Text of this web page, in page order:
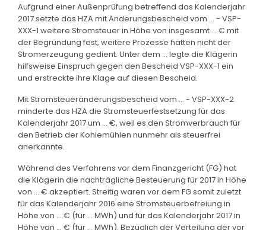
Aufgrund einer Außenprüfung betreffend das Kalenderjahr
2017 setzte das HZA mit Änderungsbescheid vom ... - VSP-
XXX-1 weitere Stromsteuer in Höhe von insgesamt ... € mit
der Begründung fest, weitere Prozesse hätten nicht der
Stromerzeugung gedient. Unter dem ... legte die Klägerin
hilfsweise Einspruch gegen den Bescheid VSP-XXX-1 ein
und erstreckte ihre Klage auf diesen Bescheid.
Mit Stromsteueränderungsbescheid vom ... - VSP-XXX-2
minderte das HZA die Stromsteuerfestsetzung für das
Kalenderjahr 2017 um ... €, weil es den Stromverbrauch für
den Betrieb der Kohlemühlen nunmehr als steuerfrei
anerkannte.
Während des Verfahrens vor dem Finanzgericht (FG) hat
die Klägerin die nachträgliche Besteuerung für 2017 in Höhe
von ... € akzeptiert. Streitig waren vor dem FG somit zuletzt
für das Kalenderjahr 2016 eine Stromsteuerbefreiung in
Höhe von ... € (für ... MWh) und für das Kalenderjahr 2017 in
Höhe von ... € (für ... MWh). Bezüglich der Verteilung der vor